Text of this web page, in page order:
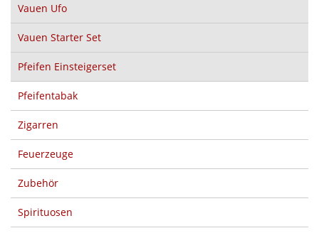
Vauen Ufo
Vauen Starter Set
Pfeifen Einsteigerset
Pfeifentabak
Zigarren
Feuerzeuge
Zubehör
Spirituosen